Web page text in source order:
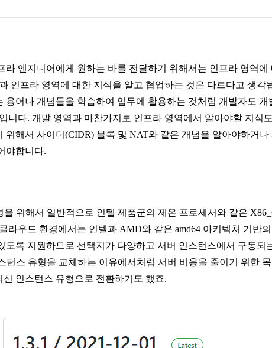
라 엔지니어에게 원하는 바를 전달하기 위해서는 인프라 영역에
인프라 영역에 대한 지식을 알고 협업하는 것은 다르다고 생
용어나 개념들을 학습하여 업무에 활용하는 것처럼 개발자도
니다. 개발 영역과 마찬가지로 인프라 영역에서 알아야할 지식
위해서 사이더(CIDR) 블록 및 NAT와 같은 개념을 알아야하거
야합니다.
위해서 일반적으로 인텔 제품군의 제온 프로세서와 같은
라우드 환경에서는 인텔과 AMD와 같은 amd64 아키텍처 기반
도록 지원하므로 선택지가 다양하고 서버 인스턴스에서 구동되
턴스 유형을 교체하는 이유에서처럼 서버 비용을 줄이기 위한
인스턴스 유형으로 전환하기도 했죠.